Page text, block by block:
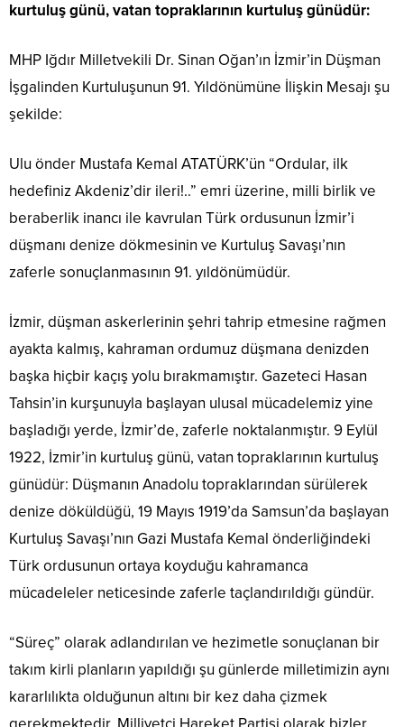
kurtuluş günü, vatan topraklarının kurtuluş günüdür:
MHP Iğdır Milletvekili Dr. Sinan Oğan’ın İzmir’in Düşman
İşgalinden Kurtuluşunun 91. Yıldönümüne İlişkin Mesajı şu
şekilde:
Ulu önder Mustafa Kemal ATATÜRK’ün “Ordular, ilk
hedefiniz Akdeniz’dir ileri!..” emri üzerine, milli birlik ve
beraberlik inancı ile kavrulan Türk ordusunun İzmir’i
düşmanı denize dökmesinin ve Kurtuluş Savaşı’nın
zaferle sonuçlanmasının 91. yıldönümüdür.
İzmir, düşman askerlerinin şehri tahrip etmesine rağmen
ayakta kalmış, kahraman ordumuz düşmana denizden
başka hiçbir kaçış yolu bırakmamıştır. Gazeteci Hasan
Tahsin’in kurşunuyla başlayan ulusal mücadelemiz yine
başladığı yerde, İzmir’de, zaferle noktalanmıştır. 9 Eylül
1922, İzmir’in kurtuluş günü, vatan topraklarının kurtuluş
günüdür: Düşmanın Anadolu topraklarından sürülerek
denize döküldüğü, 19 Mayıs 1919’da Samsun’da başlayan
Kurtuluş Savaşı’nın Gazi Mustafa Kemal önderliğindeki
Türk ordusunun ortaya koyduğu kahramanca
mücadeleler neticesinde zaferle taçlandırıldığı gündür.
“Süreç” olarak adlandırılan ve hezimetle sonuçlanan bir
takım kirli planların yapıldığı şu günlerde milletimizin aynı
kararlılıkta olduğunun altını bir kez daha çizmek